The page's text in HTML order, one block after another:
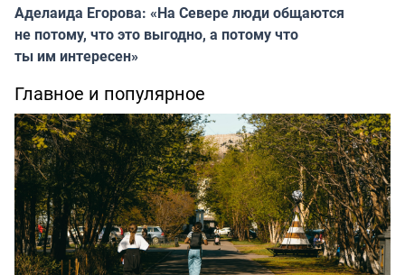
Аделаида Егорова: «На Севере люди общаются
не потому, что это выгодно, а потому что
ты им интересен»
Главное и популярное